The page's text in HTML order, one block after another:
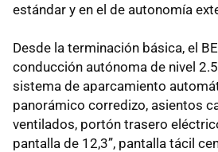
estándar y en el de autonomía
Desde la terminación básica, el
conducción autónoma de nivel
sistema de aparcamiento
panorámico corredizo, asientos
ventilados, portón trasero
pantalla de 12,3”, pantalla tácil